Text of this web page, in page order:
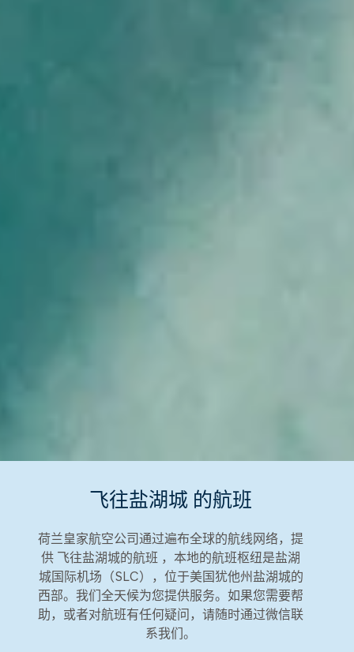
飞往盐湖城 的航班
荷兰皇家航空公司通过遍布全球的航线网络，提
供 飞往盐湖城的航班 ，本地的航班枢纽是盐湖
城国际机场（SLC），位于美国犹他州盐湖城的
西部。我们全天候为您提供服务。如果您需要帮
助，或者对航班有任何疑问，请随时通过微信联
系我们。